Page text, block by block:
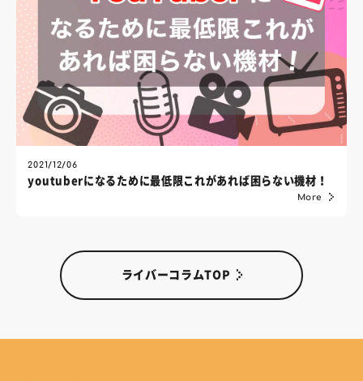
2021/12/06
youtuberになるために最低限これがあれば困らない機材！
More
ライバーコラムTOP